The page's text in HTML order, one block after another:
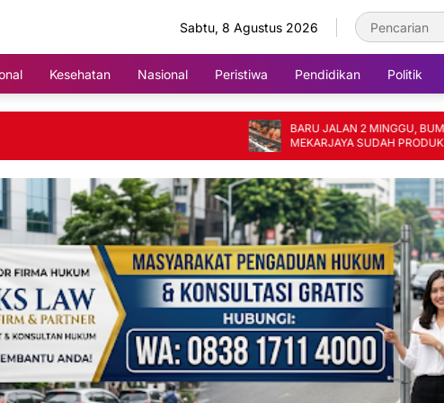
Sabtu, 8 Agustus 2026
Kesehatan Nasional Peristiwa Pendidikan Politik
BARU JALAN 2 MINGGU, BUMDES
MEKARJAYA SUDAH PRODUKSI 40 KG
TELUR PER HARI